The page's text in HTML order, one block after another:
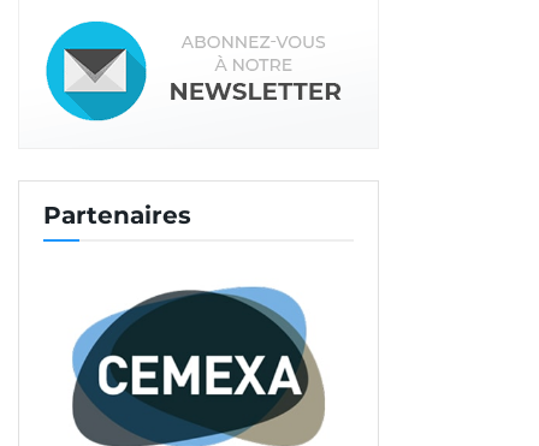
Partenaires